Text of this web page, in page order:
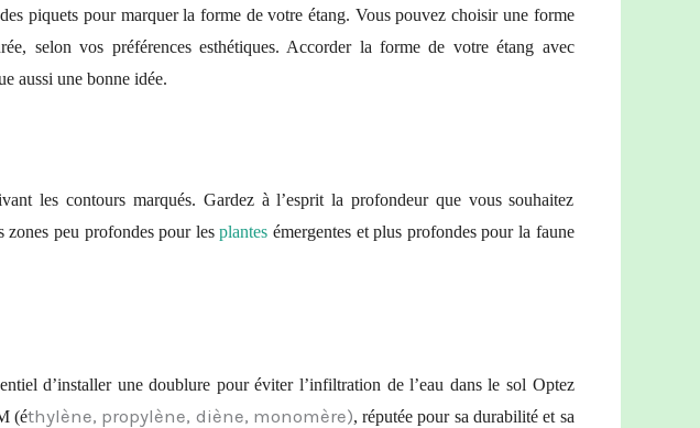
piquets pour marquer la forme de votre étang. Vous pouvez choisir une forme
selon vos préférences esthétiques. Accorder la forme de votre étang avec
aussi une bonne idée.
les contours marqués. Gardez à l’esprit la profondeur que vous souhaitez
zones peu profondes pour lesplantes émergentes et plus profondes pour la faune
d’installer une doublure pour éviterl’infiltration de l’eau dans le sol Optez
(éthylène, propylène, diène, monomère), réputée pour sa durabilité et sa